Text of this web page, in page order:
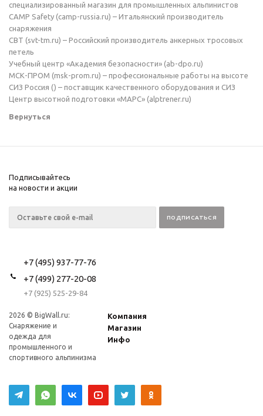
специализированный магазин для промышленных альпинистов
CAMP Safety (camp-russia.ru) – Итальянский производитель
снаряжения
СВТ (svt-tm.ru) – Российский производитель анкерных тросовых
петель
Учебный центр «Академия безопасности» (ab-dpo.ru)
МСК-ПРОМ (msk-prom.ru) – профессиональные работы на высоте
СИЗ Россия () – поставщик качественного оборудования и СИЗ
Центр высотной подготовки «МАРС» (alptrener.ru)
Вернуться
Подписывайтесь
на новости и акции
+7 (495) 937-77-76
+7 (499) 277-20-08
+7 (925) 525-29-84
2026 © BigWall.ru:
Снаряжение и
одежда для
промышленного и
спортивного альпинизма
Компания
Магазин
Инфо